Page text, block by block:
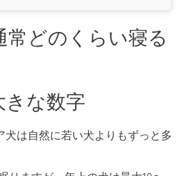
常どのくらい寝る
きな数字
犬は自然に若い犬よりもずっと多